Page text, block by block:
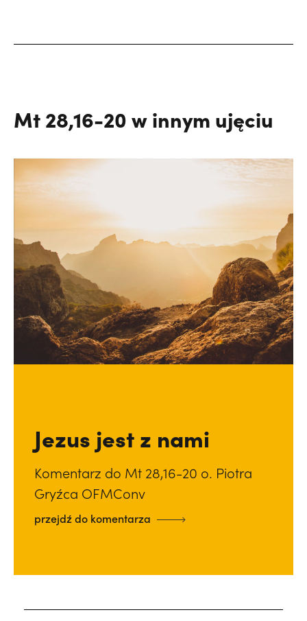
Mt 28,16-20 w innym ujęciu
Jezus jest z nami
Komentarz do Mt 28,16-20 o. Piotra
Gryźca OFMConv
przejdź do komentarza